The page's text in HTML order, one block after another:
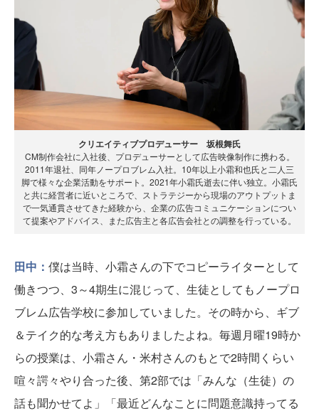
クリエイティブプロデューサー 坂根舞氏
CM制作会社に入社後、プロデューサーとして広告映像制作に携わる。
2011年退社、同年ノープロブレム入社。10年以上小霜和也氏と二人三
脚で様々な企業活動をサポート。2021年小霜氏逝去に伴い独立。小霜氏
と共に経営者に近いところで、ストラテジーから現場のアウトプットま
で一気通貫させてきた経験から、企業の広告コミュニケーションについ
て提案やアドバイス、また広告主と各広告会社との調整を行っている。
田中： 僕は当時、小霜さんの下でコピーライターとして
働きつつ、3～4期生に混じって、生徒としてもノープロ
ブレム広告学校に参加していました。その時から、ギブ
＆テイク的な考え方もありましたよね。毎週月曜19時か
らの授業は、小霜さん・米村さんのもとで2時間くらい
喧々諤々やり合った後、第2部では「みんな（生徒）の
話も聞かせてよ」「最近どんなことに問題意識持ってる